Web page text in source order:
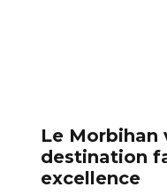
Le Morbihan
destination
excellence